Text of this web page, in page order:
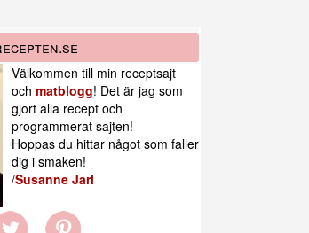
Välkommen till min receptsajt
och matblogg! Det är jag som
gjort alla recept och
programmerat sajten!
Hoppas du hittar något som faller
dig i smaken!
/Susanne Jarl